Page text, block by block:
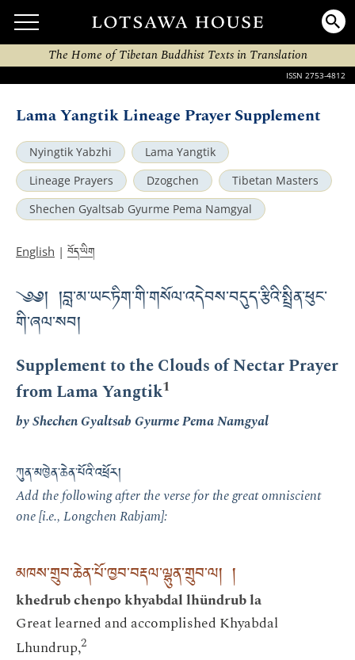
The Home of Tibetan Buddhist Texts in Translation
ISSN 2753-4812
Lama Yangtik Lineage Prayer Supplement
Nyingtik Yabzhi
Lama Yangtik
Lineage Prayers
Dzogchen
Tibetan Masters
Shechen Gyaltsab Gyurme Pema Namgyal
English | བོད་ཡིག
༄༅། །བླ་མ་ཡང་ཏིག་གི་གསོལ་འདེབས་བདུད་རྩིའི་སྤྲིན་ཕུང་
གི་ཞལ་སབ།
Supplement to the Clouds of Nectar Prayer
from Lama Yangtik1
by Shechen Gyaltsab Gyurme Pema Namgyal
ཀུན་མཁྱེན་ཆེན་པོའི་འཕྲོར།
Add the following after the verse for the great omniscient
one [i.e., Longchen Rabjam]:
མཁས་གྲུབ་ཆེན་པོ་ཁྱབ་བརྡལ་ལྷུན་གྲུབ་ལ། །
khedrub chenpo khyabdal lhündrub la
Great learned and accomplished Khyabdal
Lhundrup,2